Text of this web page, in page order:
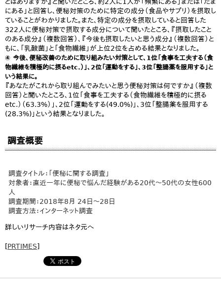
にある」と回答し、便秘対策のために特定の成分（食品やサプリ）を摂取し
ていることがわかりました。また、特定の成分を摂取していると回答した
322人に便秘対策で摂取する成分について聞いたところ、『摂取したこと
のある成分』（複数回答）、『今後も摂取したいと思う成分』（複数回答）と
もに、「乳酸菌」と「食物繊維」が上位2位を占める結果となりました。
④ 今後、便秘改善のために取り組みたい対策として、1位「食事を工夫する（食
物繊維を積極的に摂るetc.）」、2位「運動をする」、3位「整腸薬を服用する」と
いう結果に。
『あなたがこれから取り組んでみたいと思う便秘対策は何ですか』（複数
回答）と聞いたところ、1位「食事を工夫する（食物繊維を積極的に摂る
etc.）（63.3%）」、2位「運動をする(49.0%)」、3位「整腸薬を服用する
(28.3%)」という結果となりました。
調査概要
調査タイトル：「便秘に関する調査」
対象者：直近一年に便秘で悩んだ経験がある20代～50代の女性600
人
調査期間：2018年8月 24日～28日
調査方法：インターネット調査
詳しいリサーチ内容はネタ元へ
[PRTIMES]